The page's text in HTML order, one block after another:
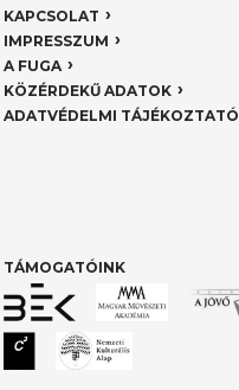
KAPCSOLAT
IMPRESSZUM
A FUGA
KÖZÉRDEKŰ ADATOK
ADATVÉDELMI TÁJÉKOZTATÓ
TÁMOGATÓINK